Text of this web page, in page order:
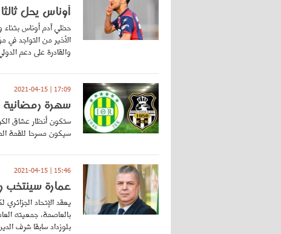
أوناس يحل
حظي آدم أوناس بثناء
الأخير من التواجد في
والقادرة على دعم
17:09 | 2021-04-15
سهرة رمضانية
ستكون أنظار عشاق
سيكون مسرحا للقمة
15:46 | 2021-04-15
عمارة سينتخب
يعقد الإتحاد
بالعاصمة، جمعيته
بلوزداد سابقا شرف